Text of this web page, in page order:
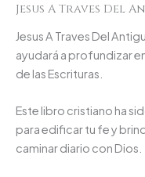
Jesus A Traves Del
Jesus A Traves Del
ayudará a profundizar
de las Escrituras.
Este libro cristiano ha
para edificar tu fe y
caminar diario con Dios.